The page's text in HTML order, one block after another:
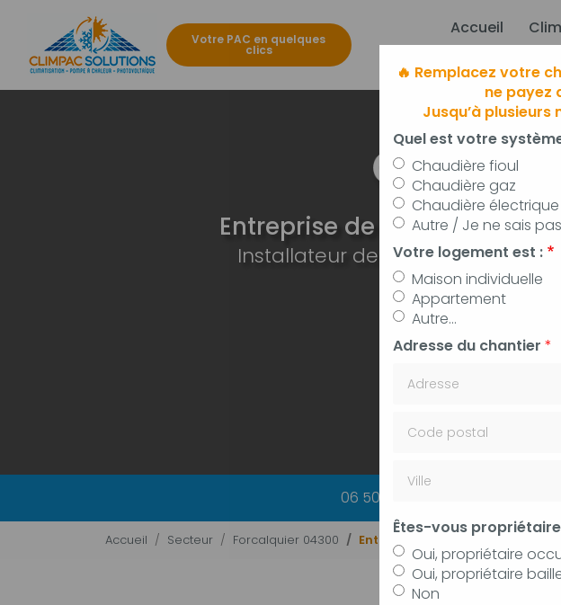
contenu
principal
Votre PAC en quelques
clics Navigation principale
Accueil
Entreprise de climatisation
Installateur de pompes à
06 50 83 35 36
Accueil Secteur Forcalquier 04300 Entretien annuel et nettoyage
🔥 Remplacez votre
ne payez
Jusqu’à plusieurs
Quel est votre
Chaudière fioul
Chaudière gaz
Chaudière électrique
Autre / Je ne sais
Votre logement est :
Maison individuelle
Appartement
Autre...
Adresse du chantier *
Êtes-vous
Oui, propriétaire
Oui, propriétaire
Non